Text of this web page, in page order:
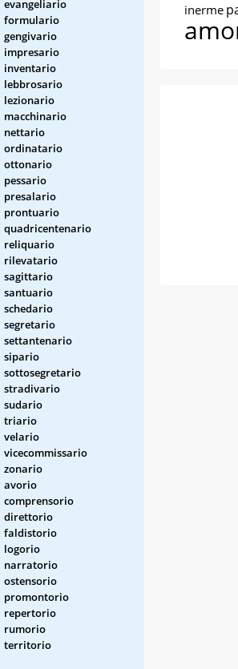
evangeliario
formulario
gengivario
impresario
inventario
lebbrosario
lezionario
macchinario
nettario
ordinatario
ottonario
pessario
presalario
prontuario
quadricentenario
reliquario
rilevatario
sagittario
santuario
schedario
segretario
settantenario
sipario
sottosegretario
stradivario
sudario
triario
velario
vicecommissario
zonario
avorio
comprensorio
direttorio
faldistorio
logorio
narratorio
ostensorio
promontorio
repertorio
rumorio
territorio
inerme